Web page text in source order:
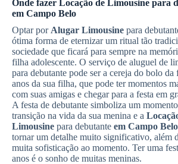
Onde fazer Locação de Limousine para
em Campo Belo
Optar por Alugar Limousine para
ótima forma de eternizar um ritual tão
sociedade que ficará para sempre na
filha adolescente. O serviço de aluguel de
para debutante pode ser a cereja do bolo da
anos da sua filha, que pode ter momentos
com suas amigas e chegar para a festa em
A festa de debutante simboliza um
transição na vida da sua menina e a
Limousine para debutante em Campo Belo
tornar um detalhe muito significativo, além
muita sofisticação ao momento. Ter uma
anos é o sonho de muitas meninas.